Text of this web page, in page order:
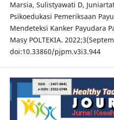
Marsia, Sulistyawati D,
Psikoedukasi Pemeriksaan
Mendeteksi Kanker Payudara
Masy POLTEKIA.
doi:10.33860/pjpm.v3i3.944